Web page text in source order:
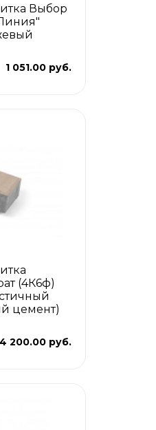
Выбор
1 051.00 руб.
(4К6ф)
цемент)
4 200.00 руб.